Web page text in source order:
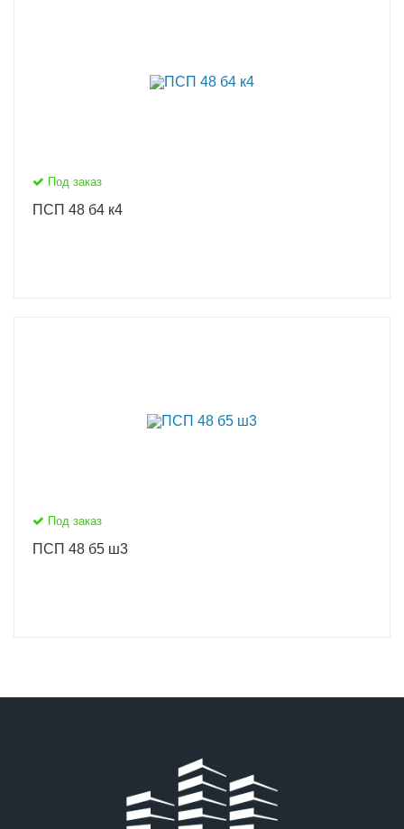
Под заказ
ПСП 48 б4 к4
Под заказ
ПСП 48 б5 ш3